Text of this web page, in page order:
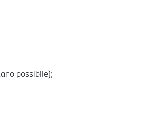
possibile);